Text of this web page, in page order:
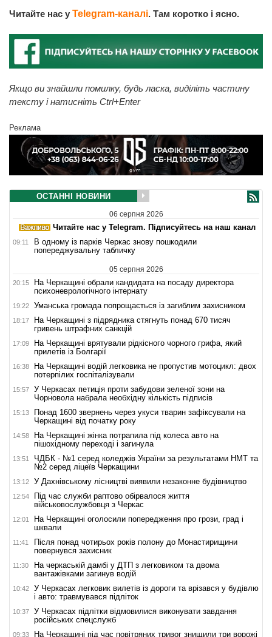
Читайте нас у Telegram-каналі. Там коротко і ясно.
Якщо ви знайшли помилку, будь ласка, виділіть частину
тексту і натисніть Ctrl+Enter
Реклама
ОСТАННІ НОВИНИ
06 серпня 2026
Читайте нас у Telegram. Підписуйтесь на наш канал
09:11
В одному із парків Черкас знову пошкодили
попереджувальну табличку
05 серпня 2026
20:15
На Черкащині обрали кандидата на посаду директора
психоневрологічного інтернату
19:22 Уманська громада попрощається із загиблим захисником
18:17
На Черкащині з підрядника стягнуть понад 670 тисяч
гривень штрафних санкцій
17:09
На Черкащині врятували рідкісного чорного грифа, який
прилетів із Болгарії
16:38
На Черкащині водій легковика не пропустив мотоцикл: двох
потерпілих госпіталізували
15:57
У Черкасах петиція проти забудови зеленої зони на
Чорновола набрала необхідну кількість підписів
15:13
Понад 1600 звернень через укуси тварин зафіксували на
Черкащині від початку року
14:58
На Черкащині жінка потрапила під колеса авто на
пішохідному переході і загинула
13:51
ЧДБК - №1 серед коледжів України за результатами НМТ та
№2 серед ліцеїв Черкащини
13:12 У Дахнівському лісництві виявили незаконне будівництво
12:54
Під час служби раптово обірвалося життя
військовослужбовця з Черкас
12:01
На Черкащині оголосили попередження про грози, град і
шквали
11:41
Після понад чотирьох років полону до Монастирищини
повернувся захисник
11:30
На черкаській дамбі у ДТП з легковиком та двома
вантажівками загинув водій
10:42
У Черкасах легковик вилетів із дороги та врізався у будівлю
і авто: травмувався підліток
10:37
У Черкасах підлітки відмовилися виконувати завдання
російських спецслужб
09:33 На Черкащині під час повітряних тривог знищили три ворожі